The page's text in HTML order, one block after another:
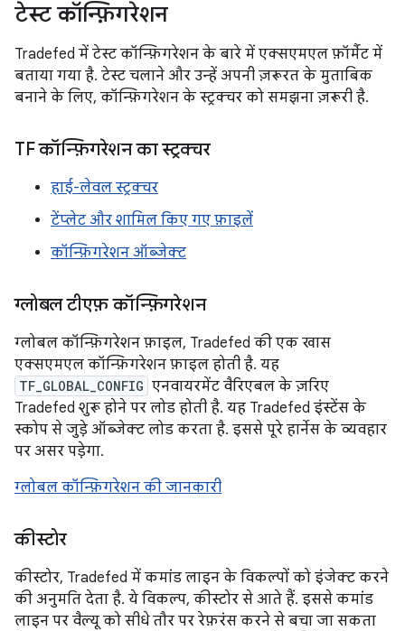
टेस्ट कॉन्फ़िगरेशन
Tradefed में टेस्ट कॉन्फ़िगरेशन के बारे में एक्सएमएल फ़ॉर्मैट में
बताया गया है. टेस्ट चलाने और उन्हें अपनी ज़रूरत के मुताबिक
बनाने के लिए, कॉन्फ़िगरेशन के स्ट्रक्चर को समझना ज़रूरी है.
TF कॉन्फ़िगरेशन का स्ट्रक्चर
हाई-लेवल स्ट्रक्चर
टेंप्लेट और शामिल किए गए फ़ाइलें
कॉन्फ़िगरेशन ऑब्जेक्ट
ग्लोबल टीएफ़ कॉन्फ़िगरेशन
ग्लोबल कॉन्फ़िगरेशन फ़ाइल, Tradefed की एक खास
एक्सएमएल कॉन्फ़िगरेशन फ़ाइल होती है. यह
TF_GLOBAL_CONFIG एनवायरमेंट वैरिएबल के ज़रिए
Tradefed शुरू होने पर लोड होती है. यह Tradefed इंस्टेंस के
स्कोप से जुड़े ऑब्जेक्ट लोड करता है. इससे पूरे हार्नेस के व्यवहार
पर असर पड़ेगा.
ग्लोबल कॉन्फ़िगरेशन की जानकारी
कीस्टोर
कीस्टोर, Tradefed में कमांड लाइन के विकल्पों को इंजेक्ट करने
की अनुमति देता है. ये विकल्प, कीस्टोर से आते हैं. इससे कमांड
लाइन पर वैल्यू को सीधे तौर पर रेफ़रंस करने से बचा जा सकता